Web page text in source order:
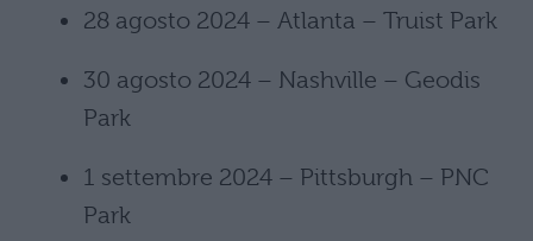
28 agosto 2024 – Atlanta – Truist Park
30 agosto 2024 – Nashville – Geodis
Park
1 settembre 2024 – Pittsburgh – PNC
Park